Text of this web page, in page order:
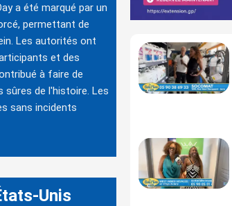
a été marqué par un
permettant de
Les autorités ont
et des
à faire de
sûres de l'histoire. Les
sans incidents
Unis